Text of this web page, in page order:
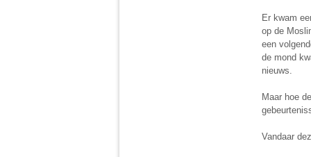
Er kwam
op de
een
de mond
nieuws.
Maar hoe
Vandaar